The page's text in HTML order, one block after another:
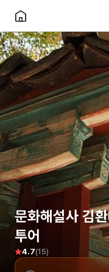
문화해설사 김
투어
4.7(15)